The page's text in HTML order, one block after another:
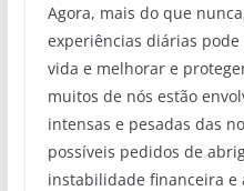
Agora, mais do que
experiências diárias
vida e melhorar e
muitos de nós estão
intensas e pesadas das
possíveis pedidos de
instabilidade financeira e